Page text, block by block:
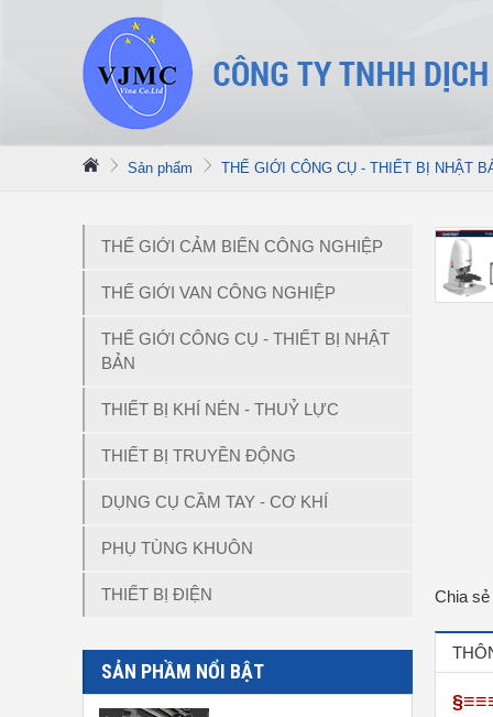
Sản phẩm THẾ GIỚI CÔNG CỤ - THIẾT BỊ NHẬT
THẾ GIỚI CẢM BIẾN CÔNG NGHIỆP
THẾ GIỚI VAN CÔNG NGHIỆP
THẾ GIỚI CÔNG CỤ - THIẾT BỊ NHẬT
BẢN
THIẾT BỊ KHÍ NÉN - THUỶ LỰC
THIẾT BỊ TRUYỀN ĐỘNG
DỤNG CỤ CẦM TAY - CƠ KHÍ
PHỤ TÙNG KHUÔN
THIẾT BỊ ĐIỆN
SẢN PHẦM NỔI BẬT
Chia